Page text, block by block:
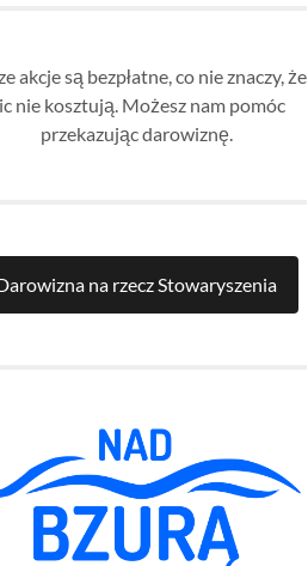
akcje są bezpłatne, co nie znaczy, że
nie kosztują. Możesz nam pomóc
przekazując darowiznę.
na rzecz Stowaryszenia